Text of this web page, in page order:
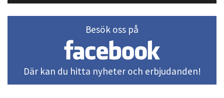
Besök oss på
Där kan du hitta nyheter och erbjudanden!